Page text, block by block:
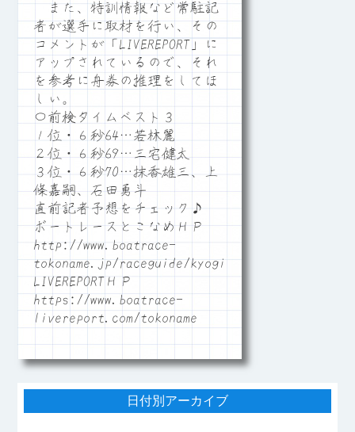
また、特訓情報など常駐記
者が選手に取材を行い、その
コメントが「LIVEREPORT」に
アップされているので、それ
を参考に舟券の推理をしてほ
しい。
〇前検タイムベスト３
１位・６秒64…若林麗
２位・６秒69…三宅健太
３位・６秒70…抹香雄三、上
條嘉嗣、石田勇斗
直前記者予想をチェック♪
ボートレースとこなめＨＰ
http://www.boatrace-
tokoname.jp/raceguide/kyogi06
LIVEREPORTＨＰ
https://www.boatrace-
livereport.com/tokoname
日付別アーカイブ